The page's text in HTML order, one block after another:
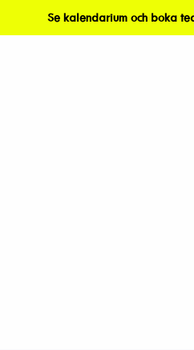
Se kalendarium och boka